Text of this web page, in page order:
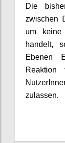
Die
zwischen
um keine
handelt,
Ebenen
Reaktion
zulassen.